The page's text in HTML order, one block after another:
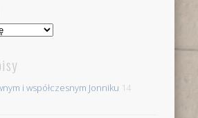
i współczesnym Jonniku 14